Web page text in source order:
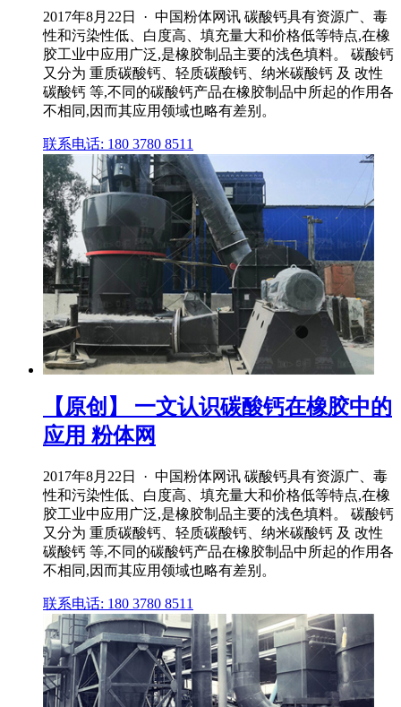
2017年8月22日 · 中国粉体网讯 碳酸钙具有资源广、毒
性和污染性低、白度高、填充量大和价格低等特点,在橡
胶工业中应用广泛,是橡胶制品主要的浅色填料。 碳酸钙
又分为 重质碳酸钙、轻质碳酸钙、纳米碳酸钙 及 改性
碳酸钙 等,不同的碳酸钙产品在橡胶制品中所起的作用各
不相同,因而其应用领域也略有差别。
联系电话: 180 3780 8511
【原创】 一文认识碳酸钙在橡胶中的
应用 粉体网
2017年8月22日 · 中国粉体网讯 碳酸钙具有资源广、毒
性和污染性低、白度高、填充量大和价格低等特点,在橡
胶工业中应用广泛,是橡胶制品主要的浅色填料。 碳酸钙
又分为 重质碳酸钙、轻质碳酸钙、纳米碳酸钙 及 改性
碳酸钙 等,不同的碳酸钙产品在橡胶制品中所起的作用各
不相同,因而其应用领域也略有差别。
联系电话: 180 3780 8511